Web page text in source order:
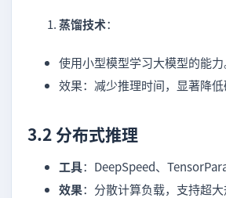
蒸馏技术：
使用小型模型学习大模型的能力
效果：减少推理时间，显著降低
3.2 分布式推理
工具：DeepSpeed、
效果：分散计算负载，支持超大